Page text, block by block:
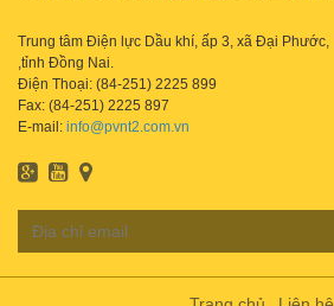
Trung tâm Điện lực Dầu khí, ấp 3, xã Đại Phước,
,tỉnh Đồng Nai.
Điện Thoại: (84-251) 2225 899
Fax: (84-251) 2225 897
E-mail: info@pvnt2.com.vn